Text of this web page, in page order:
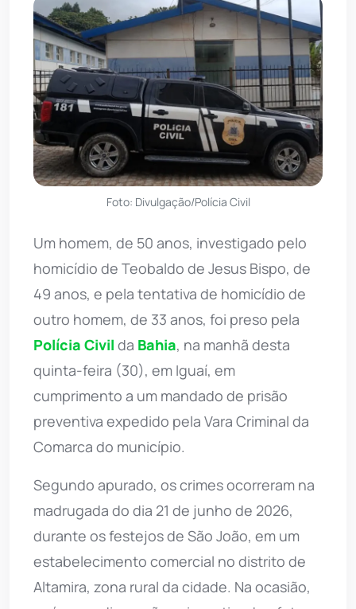
Foto: Divulgação/Polícia Civil
Um homem, de 50 anos, investigado pelo
homicídio de Teobaldo de Jesus Bispo, de
49 anos, e pela tentativa de homicídio de
outro homem, de 33 anos, foi preso pela
Polícia Civil da Bahia, na manhã desta
quinta-feira (30), em Iguaí, em
cumprimento a um mandado de prisão
preventiva expedido pela Vara Criminal da
Comarca do município.
Segundo apurado, os crimes ocorreram na
madrugada do dia 21 de junho de 2026,
durante os festejos de São João, em um
estabelecimento comercial no distrito de
Altamira, zona rural da cidade. Na ocasião,